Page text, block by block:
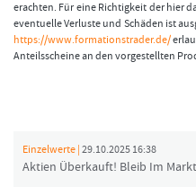
erachten. Für eine Richtigkeit der hier
eventuelle Verluste und Schäden ist
https://www.formationstrader.de/
Anteilsscheine an den vorgestellten
Einzelwerte | 29.10.2025 16:38
Aktien Überkauft! Bleib Im